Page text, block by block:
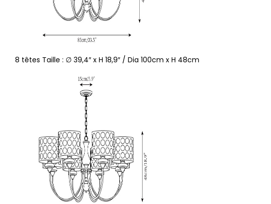
8 têtes Taille : ∅ 39,4″ x H 18,9″ / Dia 100cm x H 48cm